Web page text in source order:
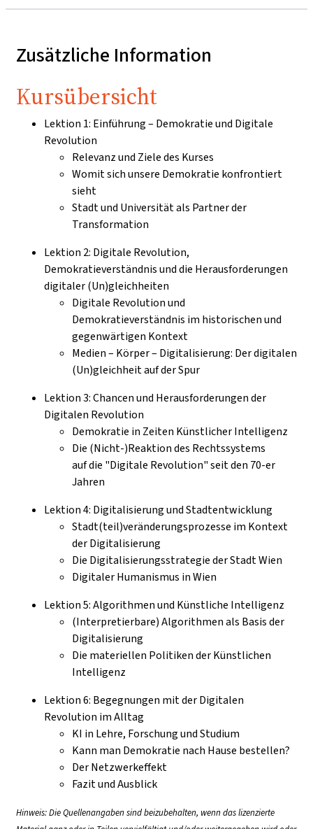
Zusätzliche Information
Kursübersicht
Lektion 1: Einführung – Demokratie und Digitale
Revolution
Relevanz und Ziele des Kurses
Womit sich unsere Demokratie konfrontiert
sieht
Stadt und Universität als Partner der
Transformation
Lektion 2: Digitale Revolution,
Demokratieverständnis und die Herausforderungen
digitaler (Un)gleichheiten
Digitale Revolution und
Demokratieverständnis im historischen und
gegenwärtigen Kontext
Medien – Körper – Digitalisierung: Der digitalen
(Un)gleichheit auf der Spur
Lektion 3: Chancen und Herausforderungen der
Digitalen Revolution
Demokratie in Zeiten Künstlicher Intelligenz
Die (Nicht-)Reaktion des Rechtssystems
auf die "Digitale Revolution" seit den 70-er
Jahren
Lektion 4: Digitalisierung und Stadtentwicklung
Stadt(teil)veränderungsprozesse im Kontext
der Digitalisierung
Die Digitalisierungsstrategie der Stadt Wien
Digitaler Humanismus in Wien
Lektion 5: Algorithmen und Künstliche Intelligenz
(Interpretierbare) Algorithmen als Basis der
Digitalisierung
Die materiellen Politiken der Künstlichen
Intelligenz
Lektion 6: Begegnungen mit der Digitalen
Revolution im Alltag
KI in Lehre, Forschung und Studium
Kann man Demokratie nach Hause bestellen?
Der Netzwerkeffekt
Fazit und Ausblick
Hinweis: Die Quellenangaben sind beizubehalten, wenn das lizenzierte